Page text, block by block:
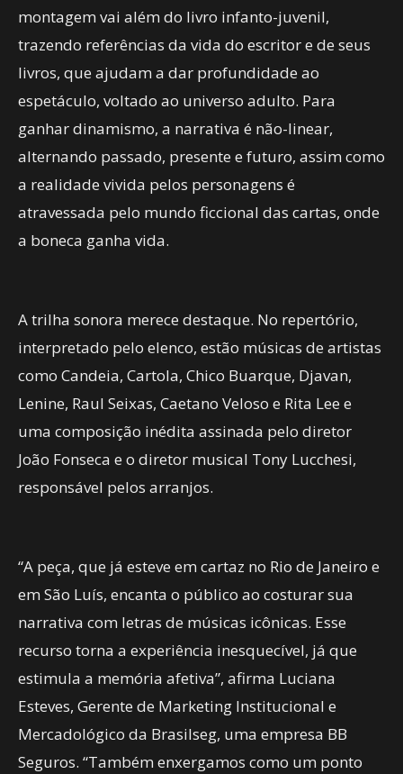
montagem vai além do livro infanto-juvenil,
trazendo referências da vida do escritor e de seus
livros, que ajudam a dar profundidade ao
espetáculo, voltado ao universo adulto. Para
ganhar dinamismo, a narrativa é não-linear,
alternando passado, presente e futuro, assim como
a realidade vivida pelos personagens é
atravessada pelo mundo ficcional das cartas, onde
a boneca ganha vida.
A trilha sonora merece destaque. No repertório,
interpretado pelo elenco, estão músicas de artistas
como Candeia, Cartola, Chico Buarque, Djavan,
Lenine, Raul Seixas, Caetano Veloso e Rita Lee e
uma composição inédita assinada pelo diretor
João Fonseca e o diretor musical Tony Lucchesi,
responsável pelos arranjos.
“A peça, que já esteve em cartaz no Rio de Janeiro e
em São Luís, encanta o público ao costurar sua
narrativa com letras de músicas icônicas. Esse
recurso torna a experiência inesquecível, já que
estimula a memória afetiva”, afirma Luciana
Esteves, Gerente de Marketing Institucional e
Mercadológico da Brasilseg, uma empresa BB
Seguros. “Também enxergamos como um ponto